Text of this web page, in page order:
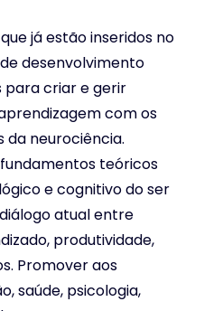
já estão inseridos no
desenvolvimento
criar e gerir
com os
neurociência.
teóricos
e cognitivo do ser
atual entre
produtividade,
Promover aos
saúde, psicologia,